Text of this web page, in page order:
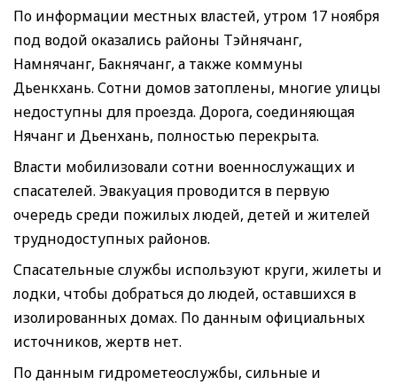
По информации местных властей, утром 17 ноября
под водой оказались районы Тэйнячанг,
Намнячанг, Бакнячанг, а также коммуны
Дьенкхань. Сотни домов затоплены, многие улицы
недоступны для проезда. Дорога, соединяющая
Нячанг и Дьенхань, полностью перекрыта.
Власти мобилизовали сотни военнослужащих и
спасателей. Эвакуация проводится в первую
очередь среди пожилых людей, детей и жителей
труднодоступных районов.
Спасательные службы используют круги, жилеты и
лодки, чтобы добраться до людей, оставшихся в
изолированных домах. По данным официальных
источников, жертв нет.
По данным гидрометеослужбы, сильные и